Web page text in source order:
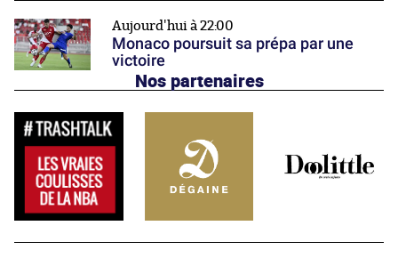
Aujourd'hui à 22:00
Monaco poursuit sa prépa par une
victoire
Nos partenaires